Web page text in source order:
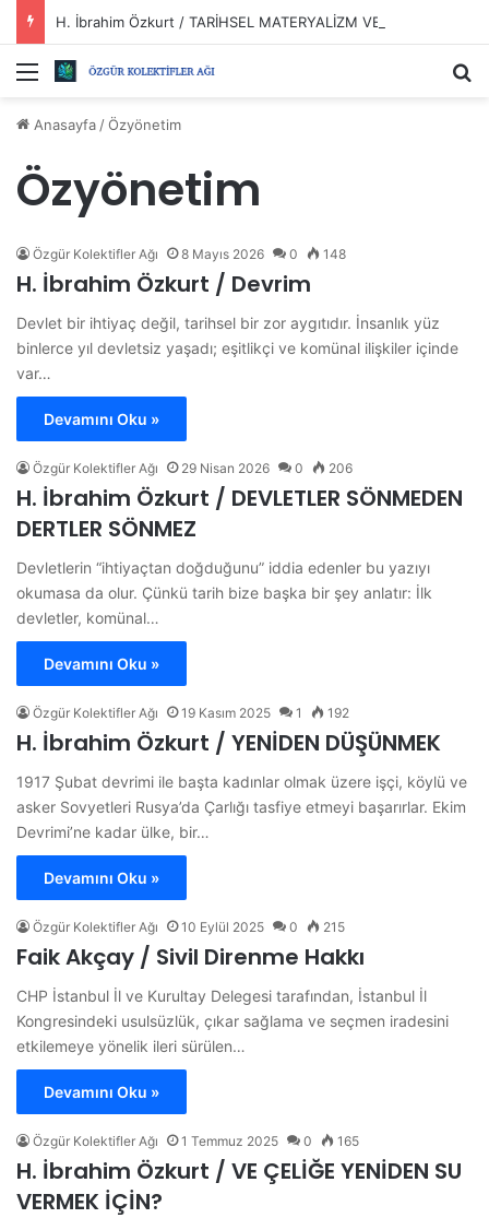
Menü
Anasayfa /Özyönetim
Özyönetim
Özgür Kolektifler Ağı 8 Mayıs 2026 0 148
H. İbrahim Özkurt / Devrim
Devlet bir ihtiyaç değil, tarihsel bir zor aygıtıdır. İnsanlık yüz
binlerce yıl devletsiz yaşadı; eşitlikçi ve komünal ilişkiler içinde
var…
Devamını Oku »
Özgür Kolektifler Ağı 29 Nisan 2026 0 206
H. İbrahim Özkurt / DEVLETLER SÖNMEDEN
DERTLER SÖNMEZ
Devletlerin “ihtiyaçtan doğduğunu” iddia edenler bu yazıyı
okumasa da olur. Çünkü tarih bize başka bir şey anlatır: İlk
devletler, komünal…
Devamını Oku »
Özgür Kolektifler Ağı 19 Kasım 2025 1 192
H. İbrahim Özkurt / YENİDEN DÜŞÜNMEK
1917 Şubat devrimi ile başta kadınlar olmak üzere işçi, köylü ve
asker Sovyetleri Rusya’da Çarlığı tasfiye etmeyi başarırlar. Ekim
Devrimi’ne kadar ülke, bir…
Devamını Oku »
Özgür Kolektifler Ağı 10 Eylül 2025 0 215
Faik Akçay / Sivil Direnme Hakkı
CHP İstanbul İl ve Kurultay Delegesi tarafından, İstanbul İl
Kongresindeki usulsüzlük, çıkar sağlama ve seçmen iradesini
etkilemeye yönelik ileri sürülen…
Devamını Oku »
Özgür Kolektifler Ağı 1 Temmuz 2025 0 165
H. İbrahim Özkurt / VE ÇELİĞE YENİDEN SU
VERMEK İÇİN?